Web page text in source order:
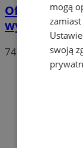
Oficjalne
wygrywa
74
mogą
swoją